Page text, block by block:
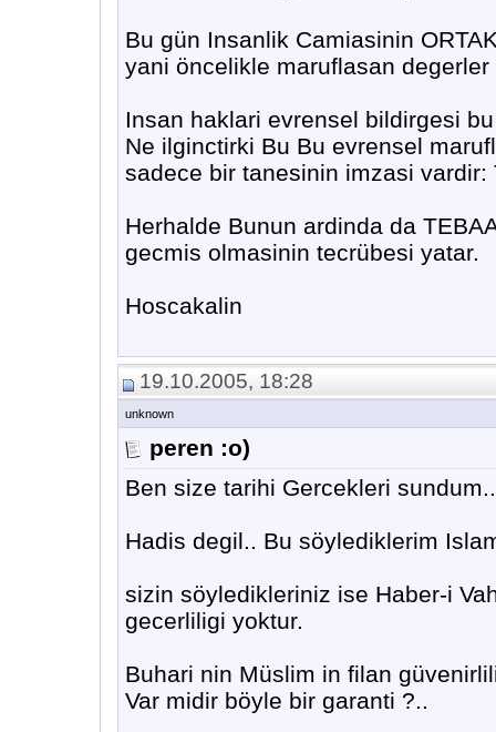
Bu gün Insanlik Camiasinin
yani öncelikle maruflasan
Insan haklari evrensel bildirgesi
Ne ilginctirki Bu Bu evrensel
sadece bir tanesinin imzasi vardir:
Herhalde Bunun ardinda da
gecmis olmasinin tecrübesi yatar.
Hoscakalin
19.10.2005, 18:28
unknown
peren :o)
Ben size tarihi Gercekleri sundum..
Hadis degil.. Bu söylediklerim
sizin söyledikleriniz ise Haber-i
gecerliligi yoktur.
Buhari nin Müslim in filan
Var midir böyle bir garanti ?..